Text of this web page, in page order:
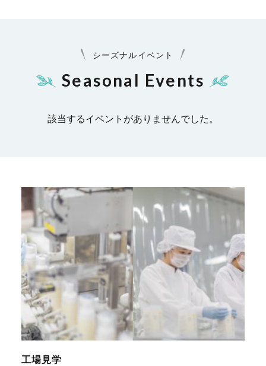
シーズナルイベント
Seasonal Events
該当するイベントがありませんでした。
工場見学